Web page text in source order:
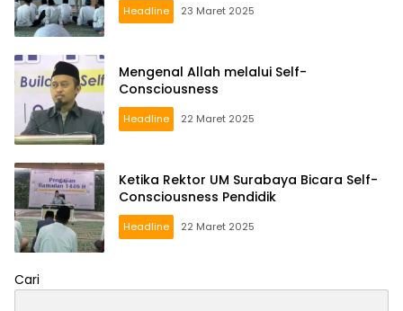
Headline 23 Maret 2025
Mengenal Allah melalui Self-
Consciousness
Headline 22 Maret 2025
Ketika Rektor UM Surabaya Bicara Self-
Consciousness Pendidik
Headline 22 Maret 2025
Cari